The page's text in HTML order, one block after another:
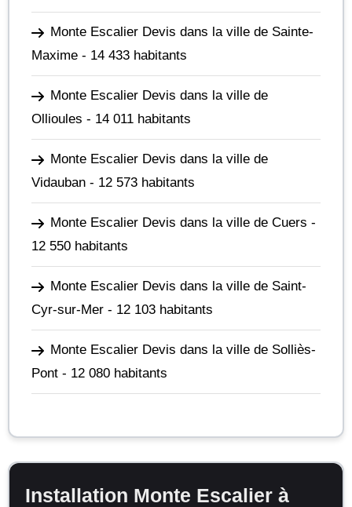
Monte Escalier Devis dans la ville de Sainte-
Maxime - 14 433 habitants
Monte Escalier Devis dans la ville de
Ollioules - 14 011 habitants
Monte Escalier Devis dans la ville de
Vidauban - 12 573 habitants
Monte Escalier Devis dans la ville de Cuers -
12 550 habitants
Monte Escalier Devis dans la ville de Saint-
Cyr-sur-Mer - 12 103 habitants
Monte Escalier Devis dans la ville de Solliès-
Pont - 12 080 habitants
Installation Monte Escalier à